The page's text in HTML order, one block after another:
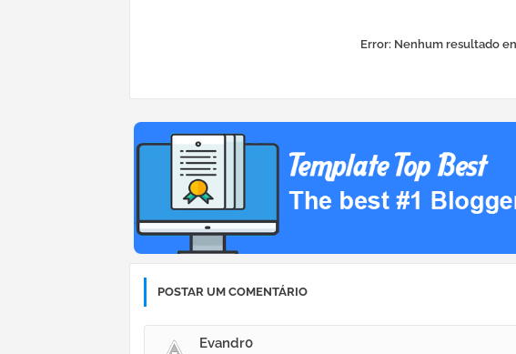
Error: Nenhum resultado
POSTAR UM COMENTÁRIO
Evandr0